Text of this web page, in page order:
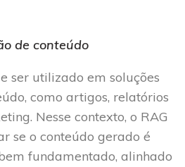
de conteúdo
ser utilizado em soluções
como artigos, relatórios
Nesse contexto, o RAG
se o conteúdo gerado é
fundamentado, alinhado